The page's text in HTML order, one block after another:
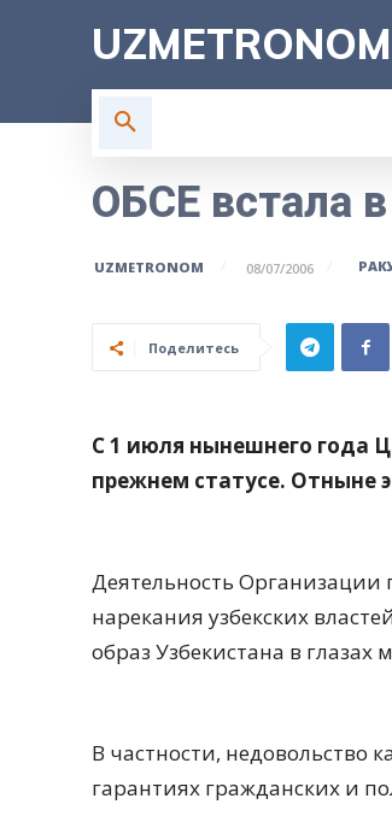
UZMETRONOM
ОБСЕ встала
UZMETRONOM 08/07/2006
Поделитесь
С 1 июля нынешнего года
прежнем статусе. Отныне
Деятельность Организации
нарекания узбекских
образ Узбекистана в
В частности, недовольство
гарантиях гражданских и